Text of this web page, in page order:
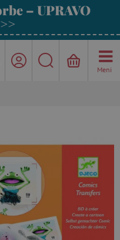
– UPRAVO
Meni